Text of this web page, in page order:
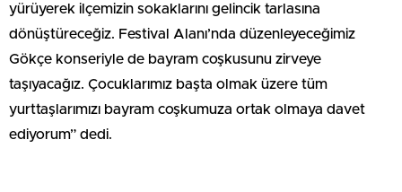
yürüyerek ilçemizin sokaklarını gelincik tarlasına
dönüştüreceğiz. Festival Alanı’nda düzenleyeceğimiz
Gökçe konseriyle de bayram coşkusunu zirveye
taşıyacağız. Çocuklarımız başta olmak üzere tüm
yurttaşlarımızı bayram coşkumuza ortak olmaya davet
ediyorum” dedi.